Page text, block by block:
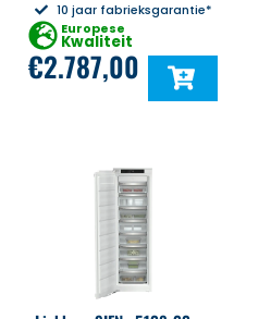
10 jaar fabrieksgarantie*
Europese
Kwaliteit
€2.787,00